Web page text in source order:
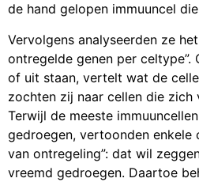
de hand gelopen immuuncel
Vervolgens analyseerden ze
ontregelde genen per celtype”.
of uit staan, vertelt wat de
zochten zij naar cellen die zich
Terwijl de meeste
gedroegen, vertoonden enkele
van ontregeling”: dat wil
vreemd gedroegen. Daartoe